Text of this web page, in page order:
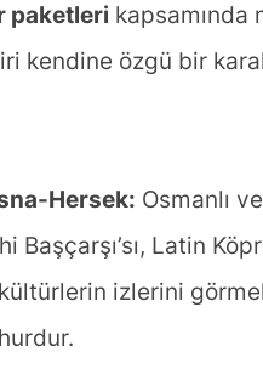
paketleri kapsamında
kendine özgü bir
Hersek: Osmanlı
Başçarşı’sı, Latin
izlerini